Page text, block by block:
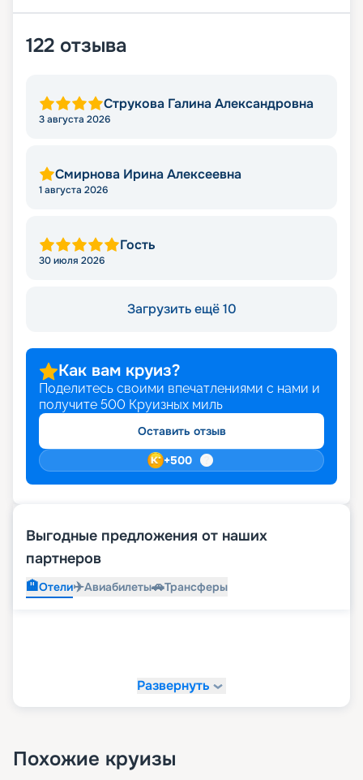
122 отзыва
Струкова Галина Александровна
3 августа 2026
Смирнова Ирина Алексеевна
1 августа 2026
Гость
30 июля 2026
Загрузить ещё 10
Как вам круиз?
Поделитесь своими впечатлениями с нами и
получите 500 Круизных миль
Оставить отзыв
+500
Выгодные предложения от наших
партнеров
🏨Отели✈️Авиабилеты🚗Трансферы
Развернуть
Похожие круизы